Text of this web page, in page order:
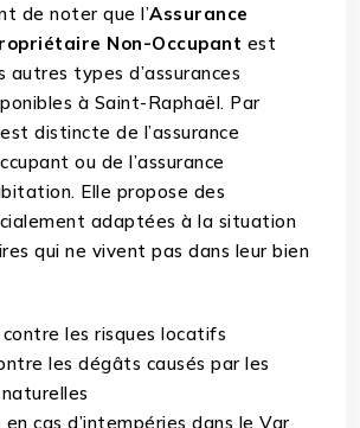
de noter que l’Assurance
Non-Occupant est
types d’assurances
à Saint-Raphaël. Par
distincte de l’assurance
ou de l’assurance
Elle propose des
adaptées à la situation
qui ne vivent pas dans leur bien
les risques locatifs
les dégâts causés par les
cas d’intempéries dans le Var